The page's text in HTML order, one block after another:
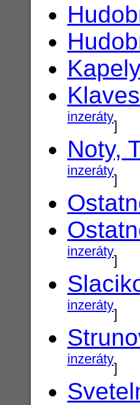
inzeráty]
Noty,
inzeráty]
inzeráty]
inzeráty]
inzeráty]